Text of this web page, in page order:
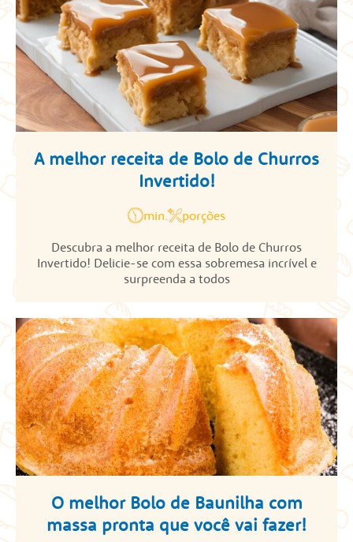
A melhor receita de Bolo de Churros
Invertido!
min.
porções
Descubra a melhor receita de Bolo de Churros
Invertido! Delicie-se com essa sobremesa incrível e
surpreenda a todos
O melhor Bolo de Baunilha com
massa pronta que você vai fazer!